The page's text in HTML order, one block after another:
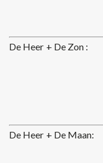
De Heer + De Zon :
De Heer + De Maan: